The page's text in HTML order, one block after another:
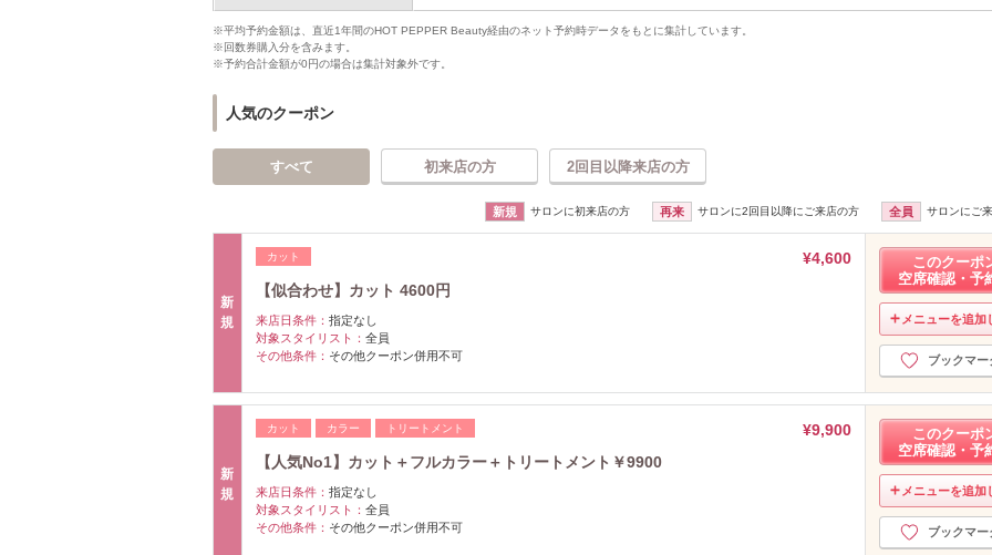
※平均予約金額は、直近1年間のHOT PEPPER Beauty経由のネット予約時データをもとに集計しています。
※回数券購入分を含みます。
※予約合計金額が0円の場合は集計対象外です。
人気のクーポン
すべて 初来店の方 2回目以降来店の方
新規 サロンに初来店の方 再来 サロンに2回目以降にご来店の方 全員 サロンにご
新
規
カット
¥4,600
【似合わせ】カット 4600円
来店日条件： 指定なし
対象スタイリスト： 全員
その他条件： その他クーポン併用不可
このクーポ
空席確認・予
メニューを追加
ブックマー
新
規
カット カラー トリートメント
¥9,900
【人気No1】カット＋フルカラー＋トリートメント￥9900
来店日条件： 指定なし
対象スタイリスト： 全員
その他条件： その他クーポン併用不可
このクーポ
空席確認・予
メニューを追加
ブックマー